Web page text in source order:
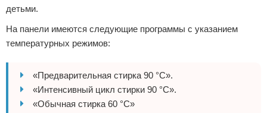
детьми.
На панели имеются следующие программы с указанием
температурных режимов:
«Предварительная стирка 90 °С».
«Интенсивный цикл стирки 90 °С».
«Обычная стирка 60 °С»